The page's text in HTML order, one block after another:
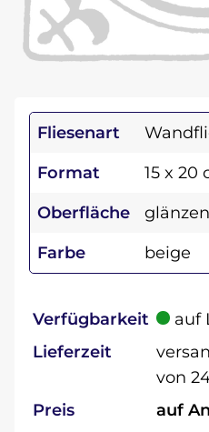
Fliesenart
Format
15 x 20
Oberfläche
Farbe
beige
Verfügbarkeit
auf
Lieferzeit
von
Preis
auf